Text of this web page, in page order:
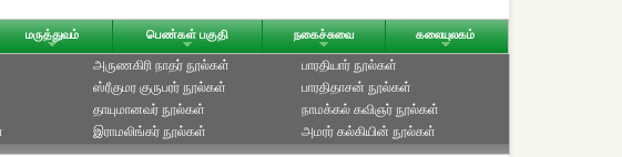
மருத்துவம் பெண்கள் பகுதி நகைச்சுவை கலையுலகம்
அருணகிரி நாதர் நூல்கள்
ஸ்ரீகுமர குருபரர் நூல்கள்
தாயுமானவர் நூல்கள்
இராமலிங்கர் நூல்கள்
பாரதியார் நூல்கள்
பாரதிதாசன் நூல்கள்
நாமக்கல் கவிஞர் நூல்கள்
அமரர் கல்கியின் நூல்கள்